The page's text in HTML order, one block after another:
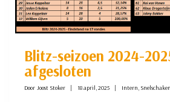
Blitz-seizoen 2024-
afgesloten
Door Joost Stoker 18 april, 2025 Intern, Snelschaken